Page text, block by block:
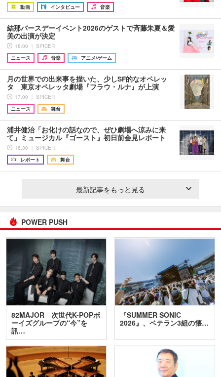
動画
インタビュー 音楽
結那バースデーイベント2026のゲストで斉藤朱夏＆愛
美の出演が決定
18:00 ｜ SPICER
ニュース
音楽 アニメ/ゲーム
月の世界での出来事を描いた、少しSF的なオペレッ
タ 東京オペレッタ劇場『フラウ・ルナ』が上演
17:00 ｜ SPICER
ニュース
舞台
浦井健治「お化けの話なので、ぜひ劇場へ涼みに来
て」ミュージカル『ゴースト』初日前会見レポート
16:30 ｜ SPICER
レポート
舞台
最新記事をもっと見る
POWER PUSH
82MAJOR 次世代K-POPボ
ーイズグループの“今”を
訊…
『SUMMER SONIC
2026』、ベテラン3組の懐…